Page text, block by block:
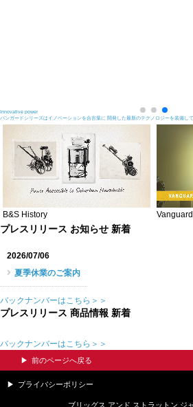
Innovative power
バンガードシリーズはイノベーションを合言葉に 開発した最新のテクノロジーを装備し
B&S History
プレスリリース お知らせ 新着
2026/07/06
夏季休業のご案内
バックナンバーはこちら＞＞
プレスリリース 商品情報 新着
バックナンバーはこちら＞＞
前のページへ戻る
プライバシーポリシー
ブリッグス アンド ストラットン ジ